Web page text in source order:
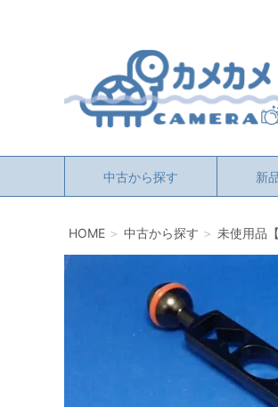
検索
中古から探す 新
HOME 中古から探す 未使用品